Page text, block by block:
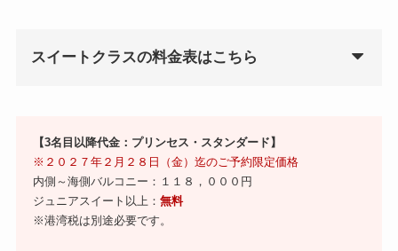
スイートクラスの料金表はこちら
【3名目以降代金：プリンセス・スタンダード】
※２０２７年２月２８日（金）迄のご予約限定価格
内側～海側バルコニー：１１８，０００円
ジュニアスイート以上：無料
※港湾税は別途必要です。